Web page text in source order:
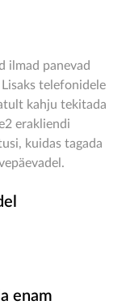
ilmad panevad
telefonidele
kahju tekitada
erakliendi
kuidas tagada
enam